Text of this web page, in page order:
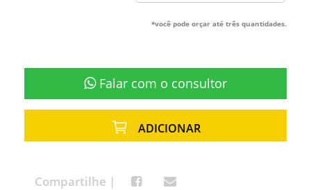
*você pode orçar até três quantidades.
Falar com o consultor
ADICIONAR
Compartilhe |